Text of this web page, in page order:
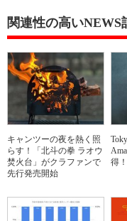
関連性の高いNEWS
キャンツーの夜を熱く照
らす！「北斗の拳 ラオウ
焚火台」がクラファンで
先行発売開始
得！